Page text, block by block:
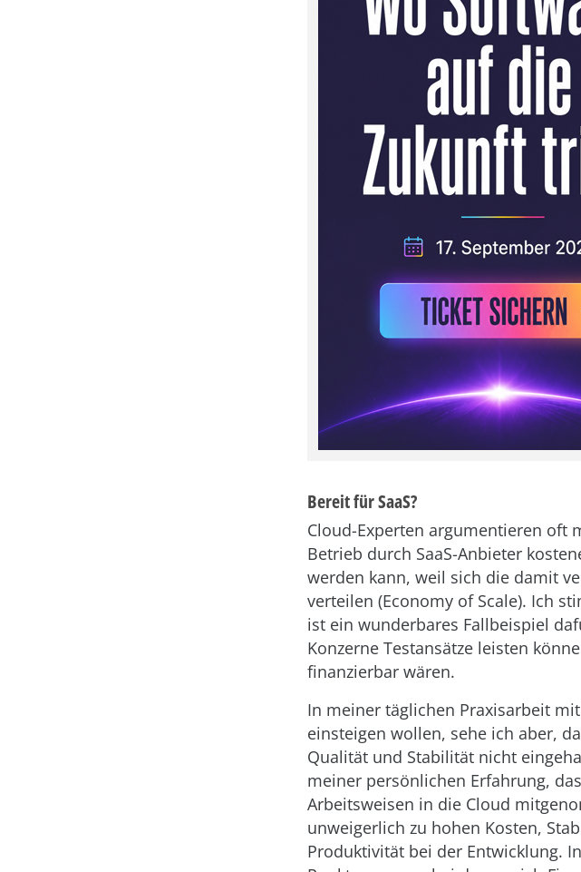
Bereit für SaaS?
Cloud-Experten argumentieren oft
Betrieb durch SaaS-Anbieter
werden kann, weil sich die damit
verteilen (Economy of Scale). Ich
ist ein wunderbares Fallbeispiel
Konzerne Testansätze leisten
finanzierbar wären.
In meiner täglichen Praxisarbeit
einsteigen wollen, sehe ich aber,
Qualität und Stabilität nicht
meiner persönlichen Erfahrung,
Arbeitsweisen in die Cloud
unweigerlich zu hohen Kosten,
Produktivität bei der Entwicklung.